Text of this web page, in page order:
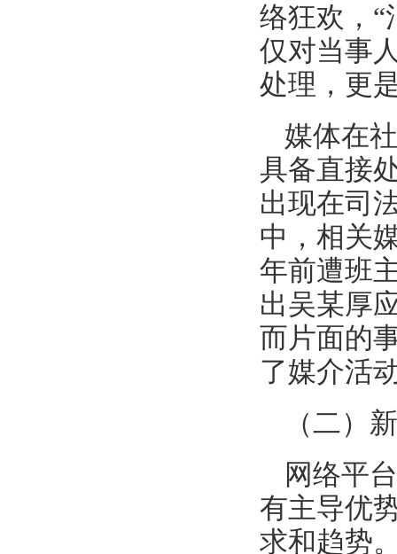
络狂欢，“
仅对当事
处理，更
媒体在
具备直接
出现在司
中，相关
年前遭班
出吴某厚
而片面的
了媒介活
（二）
网络平
有主导优
求和趋势